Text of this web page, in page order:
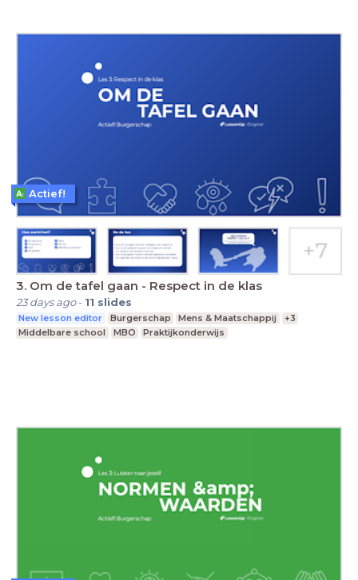
3. Om de tafel gaan - Respect in de klas
23 days ago- 11 slides
New lesson editor Burgerschap Mens & Maatschappij
+3
Middelbare school
MBO Praktijkonderwijs
Actief!